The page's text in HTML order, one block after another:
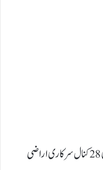
90سالہ منروا کلب مسمار، 40ارب کی 28کنال سرکاری اراضی